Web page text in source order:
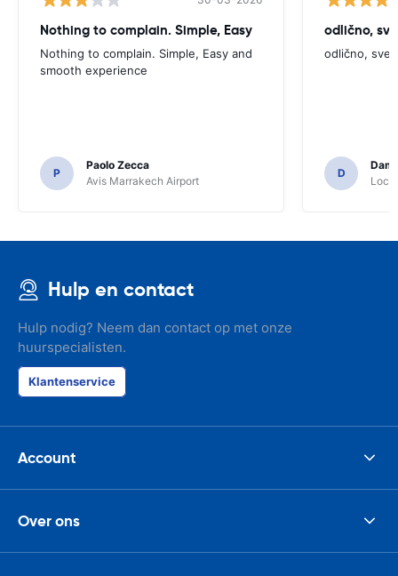
Nothing to complain. Simple, Easy
Nothing to complain. Simple, Easy and
smooth experience
P
Paolo Zecca
Avis Marrakech Airport
odlično,
odlično, sve
D
Hulp en contact
Hulp nodig? Neem dan contact op met onze
huurspecialisten.
Klantenservice
Account
Over ons